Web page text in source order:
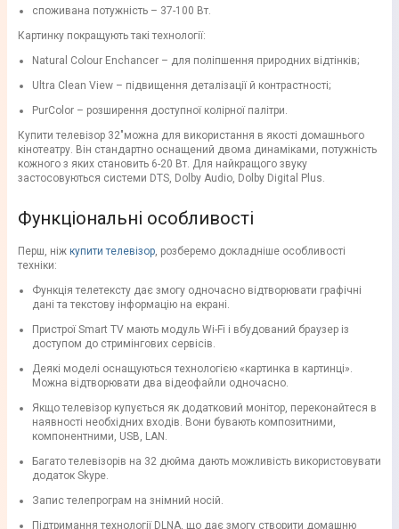
споживана потужність – 37-100 Вт.
Картинку покращують такі технології:
Natural Colour Enchancer – для поліпшення природних відтінків;
Ultra Clean View – підвищення деталізації й контрастності;
PurColor – розширення доступної колірної палітри.
Купити телевізор 32"можна для використання в якості домашнього
кінотеатру. Він стандартно оснащений двома динаміками, потужність
кожного з яких становить 6-20 Вт. Для найкращого звуку
застосовуються системи DTS, Dolby Audio, Dolby Digital Plus.
Функціональні особливості
Перш, ніж купити телевізор, розберемо докладніше особливості
техніки:
Функція телетексту дає змогу одночасно відтворювати графічні
дані та текстову інформацію на екрані.
Пристрої Smart TV мають модуль Wi-Fi і вбудований браузер із
доступом до стримінгових сервісів.
Деякі моделі оснащуються технологією «картинка в картинці».
Можна відтворювати два відеофайли одночасно.
Якщо телевізор купується як додатковий монітор, переконайтеся в
наявності необхідних входів. Вони бувають композитними,
компонентними, USB, LAN.
Багато телевізорів на 32 дюйма дають можливість використовувати
додаток Skype.
Запис телепрограм на знімний носій.
Підтримання технології DLNA, що дає змогу створити домашню